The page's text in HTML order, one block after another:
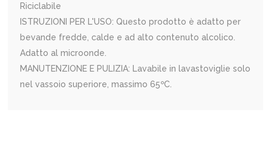
Riciclabile
ISTRUZIONI PER L'USO: Questo prodotto è adatto per
bevande fredde, calde e ad alto contenuto alcolico.
Adatto al microonde.
MANUTENZIONE E PULIZIA: Lavabile in lavastoviglie solo
nel vassoio superiore, massimo 65ºC.